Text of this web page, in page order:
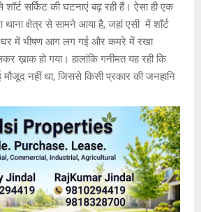
सर्किट की घटनाएं बढ़ रही हैं। ऐसा ही एक
क्षेत्र से सामने आया है, जहां एसी में शॉर्ट
घर में भीषण आग लग गई और कमरे में रखा
ख़ाक हो गया। हालांकि गनीमत यह रही कि
नहीं था, जिससे किसी प्रकार की जनहानि